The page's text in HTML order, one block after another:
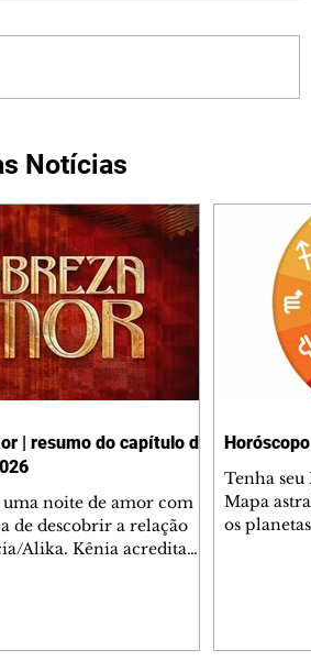
Notícias
| resumo do capítulo de
noite de amor com
de descobrir a relação
Alika. Kênia acredita
Tenha
Mapa
os